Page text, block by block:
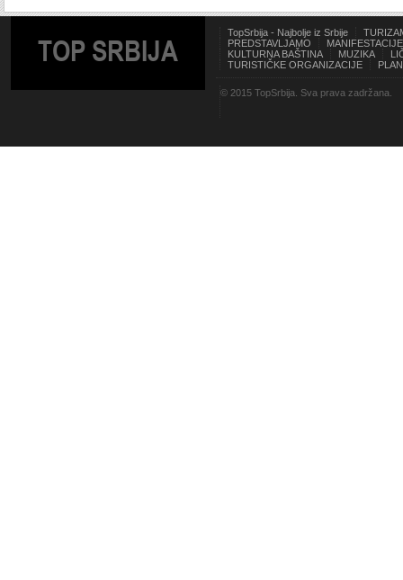
TOP SRBIJA
TopSrbija - Najbolje iz Srbije
PREDSTAVLJAMO
MANIFESTACIJE
KULTURNA BAŠTINA
MUZIKA
TURISTIČKE ORGANIZACIJE
© 2015 TopSrbija. Sva prava zadržana.